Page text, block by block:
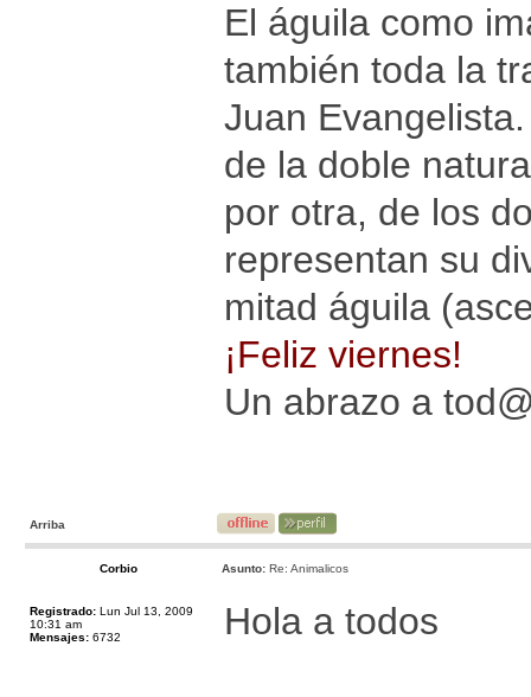
El águila como
también toda la
Juan
de la doble
por otra, de los
representan su
mitad águila
¡Feliz viernes!
Un abrazo a
Arriba
Corbio Asunto: Re: Animalicos
Registrado: Lun Jul 13, 2009
10:31 am
Mensajes: 6732 Hola a todos